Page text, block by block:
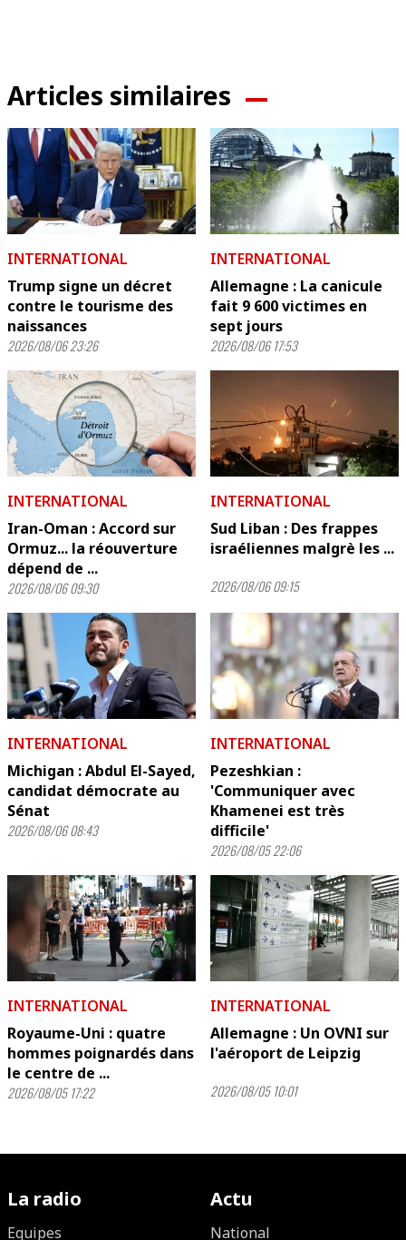
Articles similaires
INTERNATIONAL
Trump signe un décret
contre le tourisme des
naissances
2026/08/06 23:26
INTERNATIONAL
Allemagne : La canicule
fait 9 600 victimes en
sept jours
2026/08/06 17:53
INTERNATIONAL
Iran-Oman : Accord sur
Ormuz... la réouverture
dépend de ...
2026/08/06 09:30
INTERNATIONAL
Sud Liban : Des frappes
israéliennes malgrè les ...
2026/08/06 09:15
INTERNATIONAL
Michigan : Abdul El-Sayed,
candidat démocrate au
Sénat
2026/08/06 08:43
INTERNATIONAL
Pezeshkian :
'Communiquer avec
Khamenei est très
difficile'
2026/08/05 22:06
INTERNATIONAL
Royaume-Uni : quatre
hommes poignardés dans
le centre de ...
2026/08/05 17:22
INTERNATIONAL
Allemagne : Un OVNI sur
l'aéroport de Leipzig
2026/08/05 10:01
La radio
Equipes
Actu
National